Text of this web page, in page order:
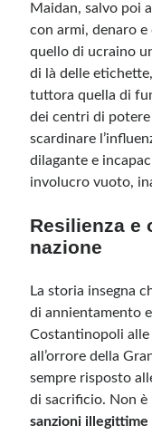
Maidan, salvo poi
con armi, denaro
quello di ucraino
di là delle
tuttora quella di
dei centri di
scardinare
dilagante e
involucro vuoto,
Resilienza e
nazione
La storia insegna
di annientamento
Costantinopoli
all’orrore della
sempre risposto
di sacrificio. Non è
sanzioni illegittime